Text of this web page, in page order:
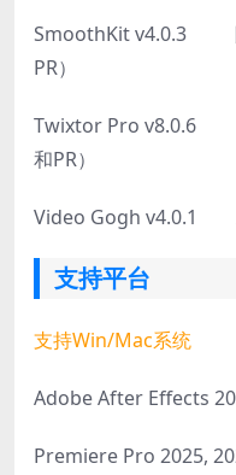
SmoothKit v4.0.3 降
PR）
Twixtor Pro v8.0.6
和PR）
Video Gogh v4.0.1
支持平台
支持Win/Mac系统
Adobe After Effects
Premiere Pro 2025,